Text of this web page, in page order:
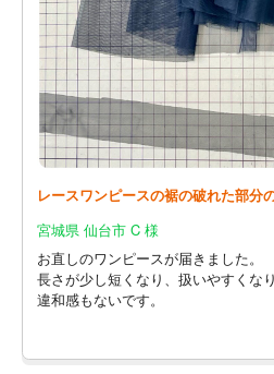
レースワンピースの裾の破れた部分
宮城県 仙台市 C 様
お直しのワンピースが届きました。
長さが少し短くなり、扱いやすくなり
違和感もないです。